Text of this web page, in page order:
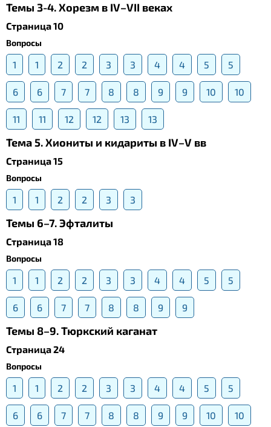
Темы 3-4. Хорезм в IV–VII веках
Страница 10
Вопросы
1 1 2 2 3 3 4 4 5 5
6 6 7 7 8 8 9 9 10 10
11 11 12 12 13 13
Тема 5. Хиониты и кидариты в IV–V вв
Страница 15
Вопросы
1 1 2 2 3 3
Темы 6–7. Эфталиты
Страница 18
Вопросы
1 1 2 2 3 3 4 4 5 5
6 6 7 7 8 8 9 9
Темы 8–9. Тюркский каганат
Страница 24
Вопросы
1 1 2 2 3 3 4 4 5 5
6 6 7 7 8 8 9 9 10 10